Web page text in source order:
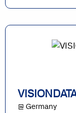
@ Germany